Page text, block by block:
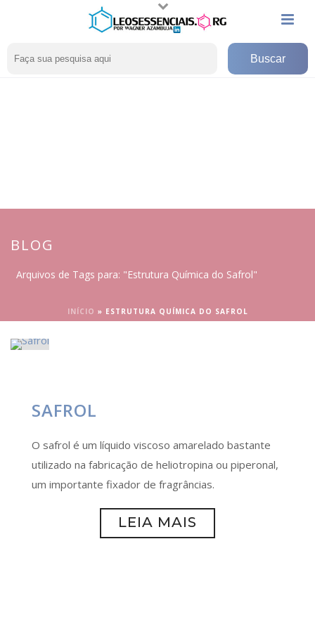
BLOG
Arquivos de Tags para: "Estrutura Química do Safrol"
INÍCIO » ESTRUTURA QUÍMICA DO SAFROL
SAFROL
O safrol é um líquido viscoso amarelado bastante
utilizado na fabricação de heliotropina ou piperonal,
um importante fixador de fragrâncias.
LEIA MAIS